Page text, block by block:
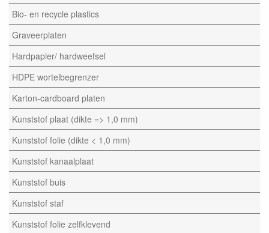
Bio- en recycle plastics
Graveerplaten
Hardpapier/ hardweefsel
HDPE wortelbegrenzer
Karton-cardboard platen
Kunststof plaat (dikte => 1,0 mm)
Kunststof folie (dikte < 1,0 mm)
Kunststof kanaalplaat
Kunststof buis
Kunststof staf
Kunststof folie zelfklevend